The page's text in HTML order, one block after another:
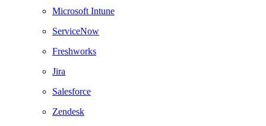
Microsoft Intune
ServiceNow
Freshworks
Jira
Salesforce
Zendesk